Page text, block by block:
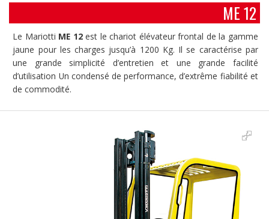
ME 12
Le Mariotti ME 12est le chariot élévateur frontal de la gamme
jaune pour les charges jusqu’à 1200 Kg. Il se caractérise par
une grande simplicité d’entretien et une grande facilité
d’utilisation Un condensé de performance, d’extrême fiabilité et
de commodité.